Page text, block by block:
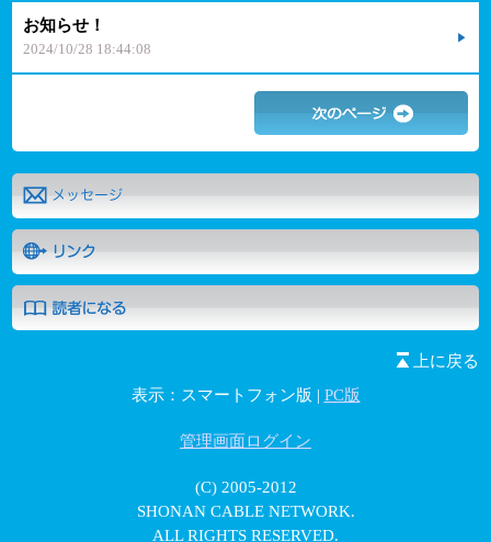
お知らせ！
2024/10/28 18:44:08
上に戻る
表示：スマートフォン版 | PC版
管理画面ログイン
(C) 2005-2012
SHONAN CABLE NETWORK.
ALL RIGHTS RESERVED.